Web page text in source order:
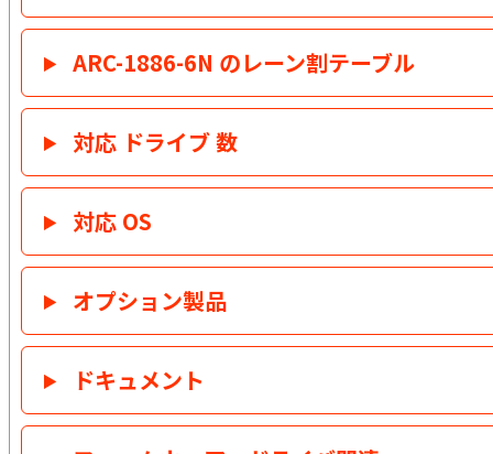
ARC-1886-6N のレーン割テーブル
対応 ドライブ 数
対応 OS
オプション製品
ドキュメント